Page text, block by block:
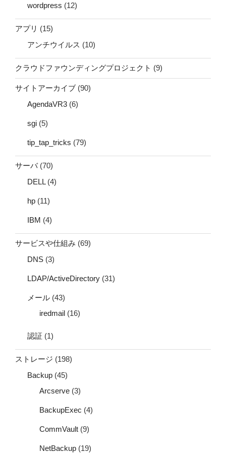
wordpress (12)
アプリ (15)
アンチウイルス (10)
クラウドファウンディングプロジェクト (9)
サイトアーカイブ (90)
AgendaVR3 (6)
sgi (5)
tip_tap_tricks (79)
サーバ(70)
DELL(4)
hp (11)
IBM (4)
サービスや仕組み (69)
DNS (3)
LDAP/ActiveDirectory (31)
メール (43)
iredmail (16)
認証 (1)
ストレージ (198)
Backup (45)
Arcserve (3)
BackupExec (4)
CommVault (9)
NetBackup (19)